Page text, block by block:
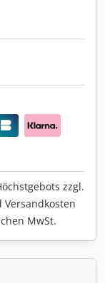
zzgl.
MwSt.